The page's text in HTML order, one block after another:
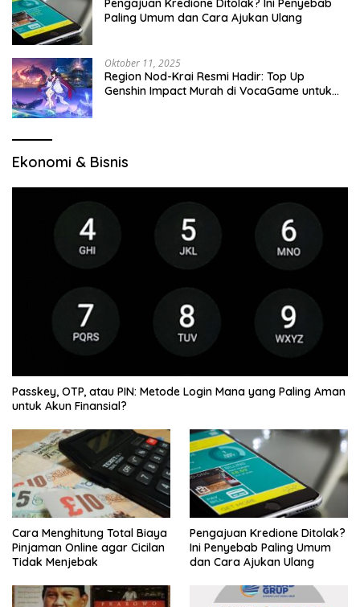
Pengajuan Kredione Ditolak? Ini Penyebab
Paling Umum dan Cara Ajukan Ulang
Oktober 11, 2025
Region Nod-Krai Resmi Hadir: Top Up
Genshin Impact Murah di VocaGame untuk
Ekonomi & Bisnis
Passkey, OTP, atau PIN: Metode Login Mana yang Paling Aman
untuk Akun Finansial?
Cara Menghitung Total Biaya
Pinjaman Online agar Cicilan
Tidak Menjebak
Pengajuan Kredione Ditolak?
Ini Penyebab Paling Umum
dan Cara Ajukan Ulang